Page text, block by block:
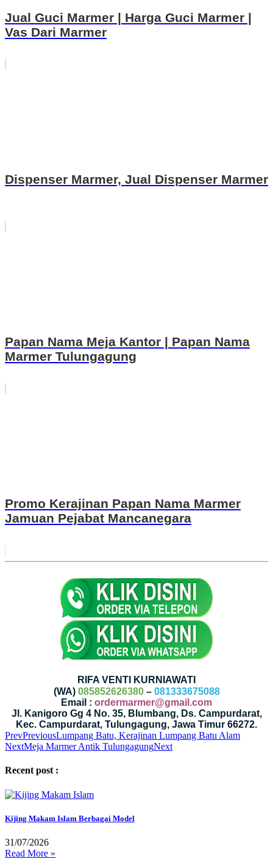
Jual Guci Marmer | Harga Guci Marmer |
Vas Dari Marmer
Dispenser Marmer, Jual Dispenser Marmer
Papan Nama Meja Kantor | Papan Nama
Marmer Tulungagung
Promo Kerajinan Papan Nama Marmer
Jamuan Pejabat Mancanegara
RIFA VENTI KURNIAWATI
(WA) 085852626380– 081333675088
Email : ordermarmer@gmail.com
Jl. Kanigoro Gg 4 No. 35, Blumbang, Ds. Campurdarat,
Kec. Campurdarat, Tulungagung, Jawa Timur 66272.
PrevPreviousLumpang Batu, Kerajinan Lumpang Batu Alam
NextMeja Marmer Antik TulungagungNext
Recent post :
Kijing Makam Islam Berbagai Model
31/07/2026
Read More »